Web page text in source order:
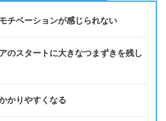
チベーションが感じられない
のスタートに大きなつまずきを残し
かりやすくなる